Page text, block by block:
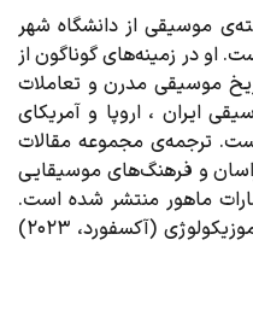
موسیقی از دانشگاه شهر
او در زمینه‌های گوناگون از
موسیقی مدرن و تعاملات
ایران ، اروپا و آمریکای
ترجمه‌ی مجموعه مقالات
و فرهنگ‌های موسیقایی
توسط انتشارات ماهور منتشر شده است.
همچنین نظریه‌ی‌ موسیقی در اتنوموزیکولوژی (آکسفورد، ۲۰۲۳)